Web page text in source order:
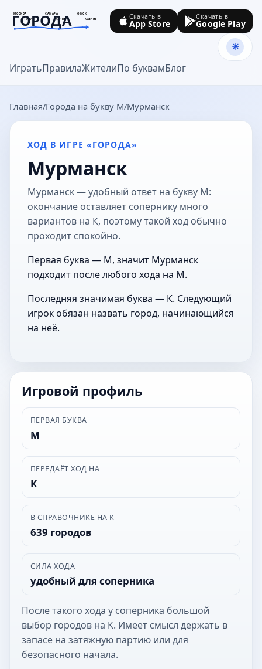
МОСКВА САМАРА
ОМСК
ТУЛА
СОЧИ КАЗАНЬ
ГОРОДА
goroda-na.ru
ИгратьПравилаЖителиПо буквамБлог
Скачать в
App Store
Скачать в
Google Play
Главная Города на букву М Мурманск
ХОД В ИГРЕ «ГОРОДА»
Мурманск
Мурманск — удобный ответ на букву М:
окончание оставляет сопернику много
вариантов на К, поэтому такой ход обычно
проходит спокойно.
Первая буква — М, значит Мурманск
подходит после любого хода на М.
Последняя значимая буква — К. Следующий
игрок обязан назвать город, начинающийся
на неё.
Игровой профиль
ПЕРВАЯ БУКВА
М
ПЕРЕДАЁТ ХОД НА
К
В СПРАВОЧНИКЕ НА К
639 городов
СИЛА ХОДА
удобный для соперника
После такого хода у соперника большой
выбор городов на К. Имеет смысл держать в
запасе на затяжную партию или для
безопасного начала.